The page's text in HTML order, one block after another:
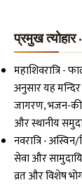
प्रमुख
महाशिवरात्रि -
अनुसार यह
जागरण, भजन-
और स्थानीय
नवरात्रि -
सेवा और
व्रत और विशेष